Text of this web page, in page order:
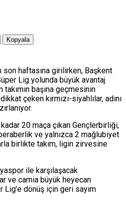
Kopyala
son haftasına girilirken, Başkent
Lig yolunda büyük avantaj
takımın başına geçmesinin
çeken kırmızı-siyahlılar, adını
20 maça çıkan Gençlerbirliği,
ve yalnızca 2 mağlubiyet
birlikte takım, ligin zirvesine
ile karşılaşacak
ve camia büyük heyecan
Lig’e dönüş için geri sayım